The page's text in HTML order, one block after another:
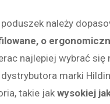
należy
o
najlepiej wybrać się
marki
takie jak wysokiej